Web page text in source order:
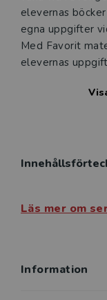
elevernas
egna uppgifter
Med Favorit
elevernas
facit. Om
Läs mer om
Information